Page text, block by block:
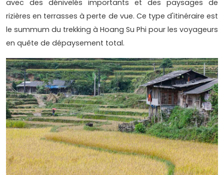
avec des dénivelés importants et des paysages de
rizières en terrasses à perte de vue. Ce type d'itinéraire est
le summum du trekking à Hoang Su Phi pour les voyageurs
en quête de dépaysement total.